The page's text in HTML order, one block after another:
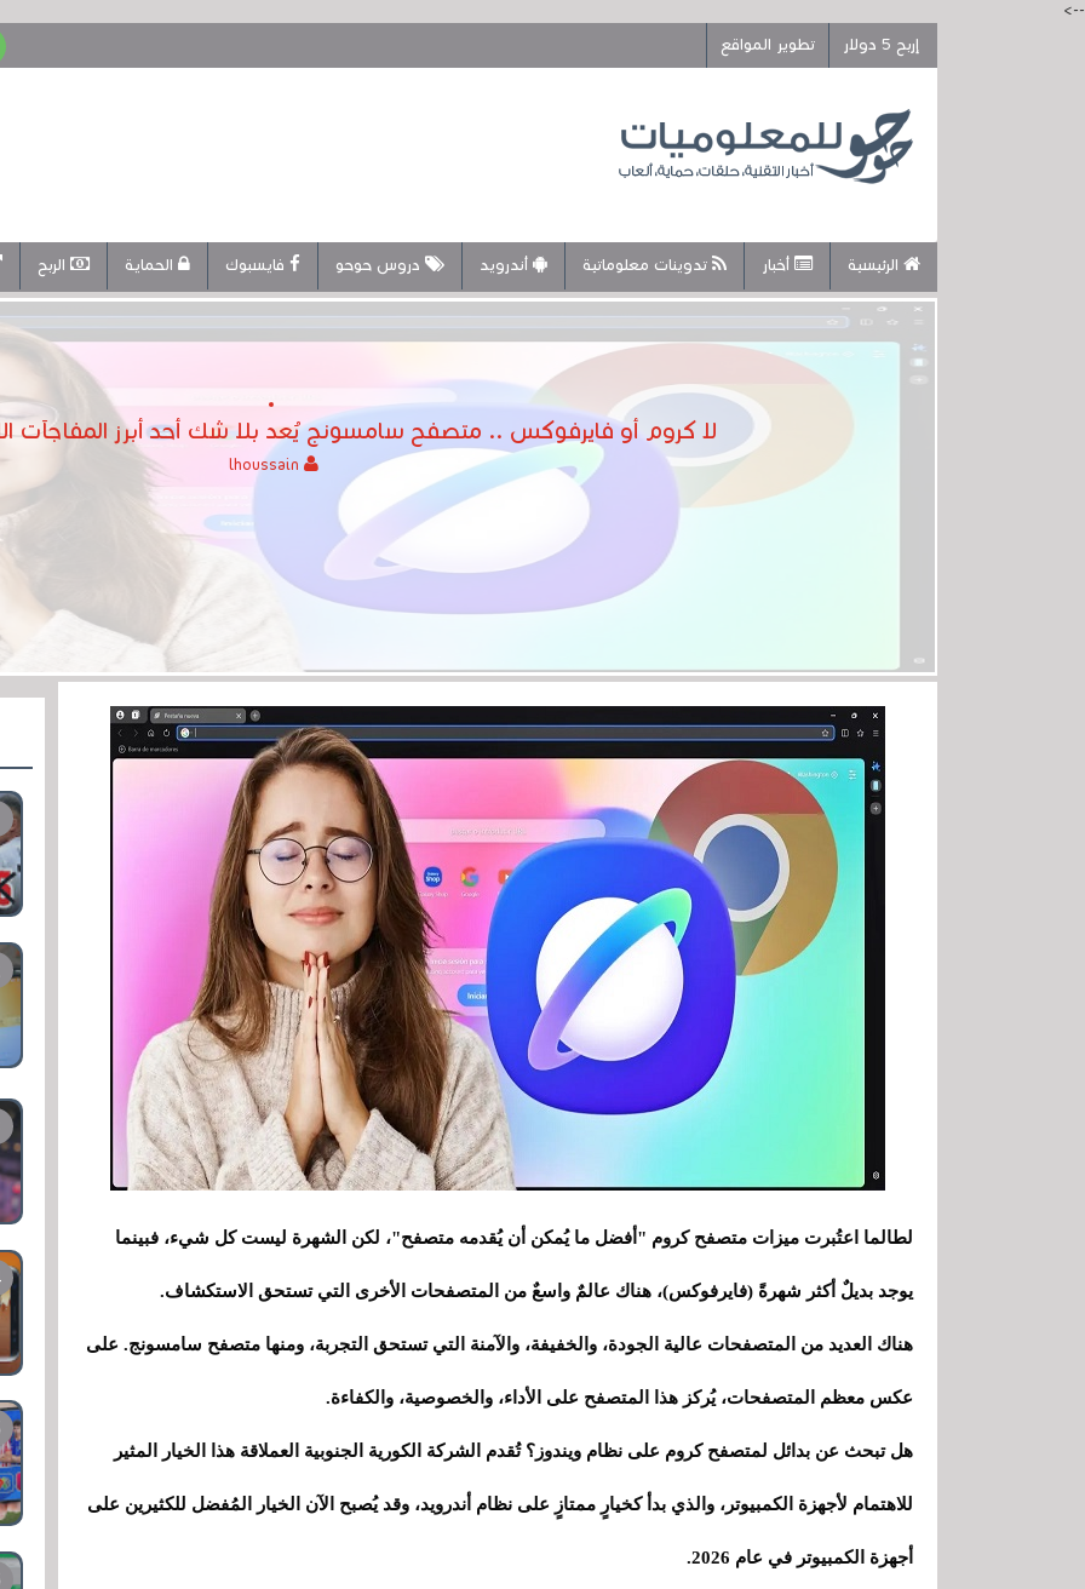
-->
إربح 5 دولار
تطوير المواقع
الرئيسية أخبار تدوينات معلوماتية أندرويد دروس حوحو فايسبوك الحماية الربح
لا كروم أو فايرفوكس .. متصفح سامسونج يُعد بلا شك أحد أبرز المفاجآت
لطالما اعتُبرت ميزات متصفح كروم "أفضل ما يُمكن أن يُقدمه متصفح"، لكن الشهرة ليست كل شيء، فبينما
يوجد بديلٌ أكثر شهرةً (فايرفوكس)، هناك عالمٌ واسعٌ من المتصفحات الأخرى التي تستحق الاستكشاف.
هناك العديد من المتصفحات عالية الجودة، والخفيفة، والآمنة التي تستحق التجربة، ومنها متصفح سامسونج. على
عكس معظم المتصفحات، يُركز هذا المتصفح على الأداء، والخصوصية، والكفاءة.
هل تبحث عن بدائل لمتصفح كروم على نظام ويندوز؟ تُقدم الشركة الكورية الجنوبية العملاقة هذا الخيار المثير
للاهتمام لأجهزة الكمبيوتر، والذي بدأ كخيارٍ ممتازٍ على نظام أندرويد، وقد يُصبح الآن الخيار المُفضل للكثيرين على
أجهزة الكمبيوتر في عام 2026.